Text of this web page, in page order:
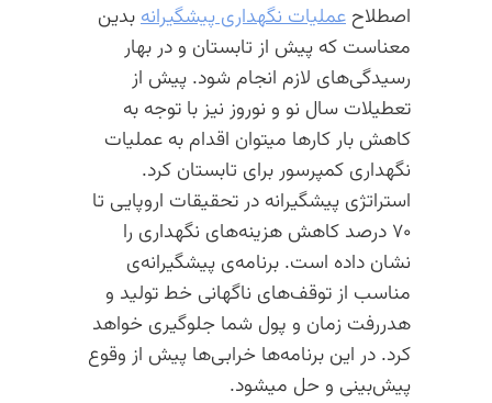
اصطلاح عملیات نگهداری پیشگیرانهبدین
معناست که پیش از تابستان و در بهار
رسیدگی‌های لازم انجام شود. پیش از
تعطیلات سال نو و نوروز نیز با توجه به
کاهش بار کارها میتوان اقدام به عملیات
نگهداری کمپرسور برای تابستان کرد.
استراتژی پیشگیرانه در تحقیقات اروپایی تا
۷۰ درصد کاهش هزینه‌های نگهداری را
نشان داده است. برنامه‌ی پیشگیرانه‌ی
مناسب از توقف‌های ناگهانی خط تولید و
هدررفت زمان و پول شما جلوگیری خواهد
کرد. در این برنامه‌ها خرابی‌ها پیش از وقوع
پیش‌بینی و حل میشود.